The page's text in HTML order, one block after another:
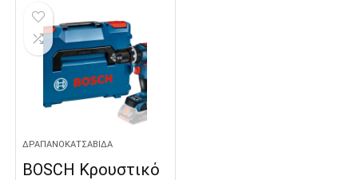
ΔΡΑΠΑΝΟΚΑΤΣΆΒΙΔΑ
BOSCH Κρουστικό